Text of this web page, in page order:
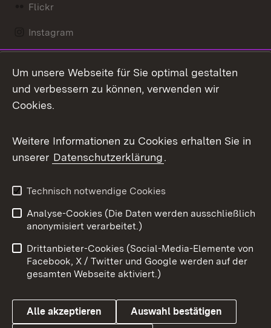
Flickr
Instagram
Mastodon
Messenger
Social Wall
X / Twitter
Youtube
Benutzungshinweise
Barrierefreiheit
Datenschutz
Cookies
Um unsere Webseite für Sie optimal gestalten
und verbessern zu können, verwenden wir
Cookies.
Weitere Informationen zu Cookies erhalten Sie in
unserer Datenschutzerklärung.
Technisch notwendige Cookies
Analyse-Cookies (Die Daten werden ausschließlich
anonymisiert verarbeitet.)
Drittanbieter-Cookies (Social-Media-Elemente von
Facebook, X / Twitter und Google werden auf der
gesamten Webseite aktiviert.)
Alle akzeptieren Auswahl bestätigen